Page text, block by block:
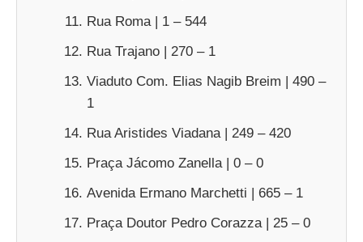
Rua Roma | 1 – 544
Rua Trajano | 270 – 1
Viaduto Com. Elias Nagib Breim | 490 –
1
Rua Aristides Viadana | 249 – 420
Praça Jácomo Zanella | 0 – 0
Avenida Ermano Marchetti | 665 – 1
Praça Doutor Pedro Corazza | 25 – 0